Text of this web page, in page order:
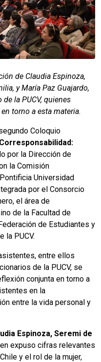
de Claudia Espinoza,
y María Paz Guajardo,
la PUCV, quienes
torno a esta materia.
Coloquio
por la Dirección de
la Comisión
Universidad
por el Consorcio
el área de
de la Facultad de
de Estudiantes y
la PUCV.
entre ellos
de la PUCV, se
conjunta en torno a
en la
entre la vida personal y
Espinoza, Seremi de
expuso cifras relevantes
y el rol de la mujer,